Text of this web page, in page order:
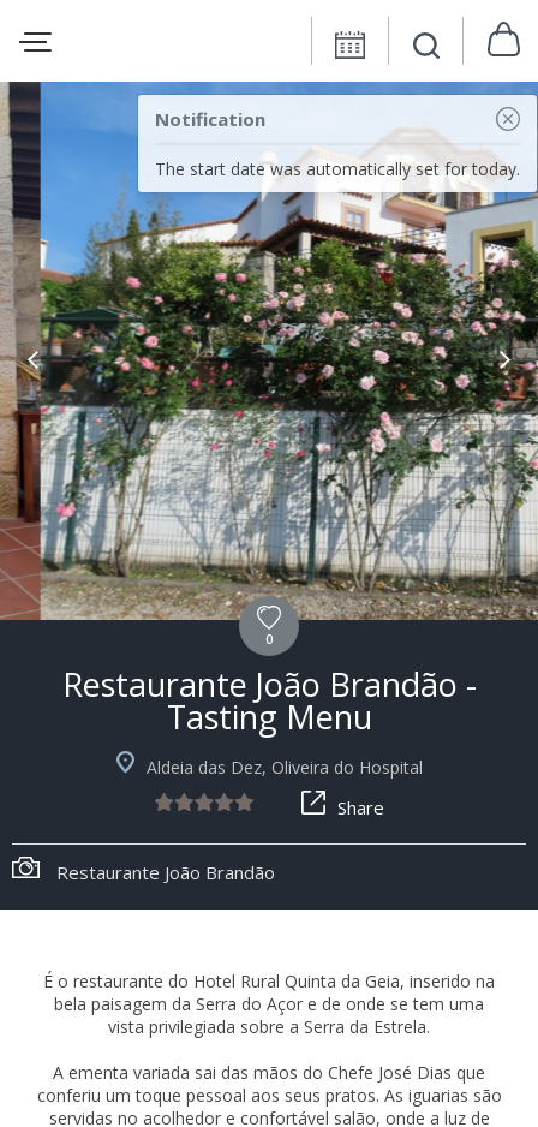
Notification
The start date was automatically set for today.
0
Restaurante João Brandão -
Tasting Menu
Aldeia das Dez, Oliveira do Hospital
Share
Hotel Rural Quinta da Geia
É o restaurante do Hotel Rural Quinta da Geia, inserido na
bela paisagem da Serra do Açor e de onde se tem uma
vista privilegiada sobre a Serra da Estrela.
A ementa variada sai das mãos do Chefe José Dias que
conferiu um toque pessoal aos seus pratos. As iguarias são
servidas no acolhedor e confortável salão, onde a luz de